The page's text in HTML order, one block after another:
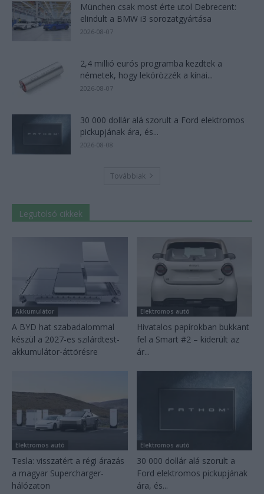
München csak most érte utol Debrecent:
elindult a BMW i3 sorozatgyártása
2026-08-07
2,4 millió eurós programba kezdtek a
németek, hogy lekörözzék a kínai...
2026-08-07
30 000 dollár alá szorult a Ford elektromos
pickupjának ára, és...
2026-08-08
Továbbiak
Legutolsó cikkek
Akkumulátor
A BYD hat szabadalommal
készül a 2027-es szilárdtest-
akkumulátor-áttörésre
Elektromos autó
Hivatalos papírokban bukkant
fel a Smart #2 – kiderült az
ár...
Elektromos autó
Tesla: visszatért a régi árazás
a magyar Supercharger-
hálózaton
Elektromos autó
30 000 dollár alá szorult a
Ford elektromos pickupjának
ára, és...